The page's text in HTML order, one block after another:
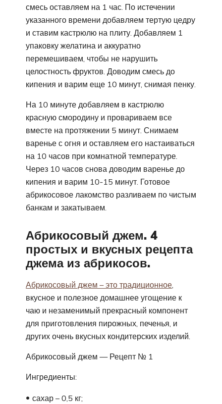
смесь оставляем на 1 час. По истечении
указанного времени добавляем тертую цедру
и ставим кастрюлю на плиту. Добавляем 1
упаковку желатина и аккуратно
перемешиваем, чтобы не нарушить
целостность фруктов. Доводим смесь до
кипения и варим еще 10 минут, снимая пенку.
На 10 минуте добавляем в кастрюлю
красную смородину и провариваем все
вместе на протяжении 5 минут. Снимаем
варенье с огня и оставляем его настаиваться
на 10 часов при комнатной температуре.
Через 10 часов снова доводим варенье до
кипения и варим 10-15 минут. Готовое
абрикосовое лакомство разливаем по чистым
банкам и закатываем.
Абрикосовый джем. 4
простых и вкусных рецепта
джема из абрикосов.
Абрикосовый джем – это традиционное
вкусное и полезное домашнее угощение к
чаю и незаменимый прекрасный компонент
для приготовления пирожных, печенья, и
других очень вкусных кондитерских изделий.
Абрикосовый джем — Рецепт № 1
Ингредиенты:
сахар – 0,5 кг;